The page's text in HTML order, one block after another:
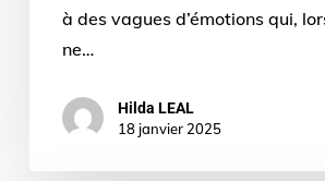
à des vagues d’émotions qui,
ne…
Hilda LEAL
18 janvier 2025